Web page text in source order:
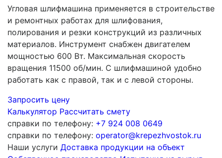
Угловая шлифмашина применяется в строительстве
и ремонтных работах для шлифования,
полирования и резки конструкций из различных
материалов. Инструмент снабжен двигателем
мощностью 600 Вт. Максимальная скорость
вращения 11500 об/мин. С шлифмашиной удобно
работать как с правой, так и с левой стороны.
Запросить цену
Калькулятор Рассчитать смету
справки по телефону: +7 924 008 0649
справки по телефону: operator@krepezhvostok.ru
Наши услуги Доставка продукции на объект